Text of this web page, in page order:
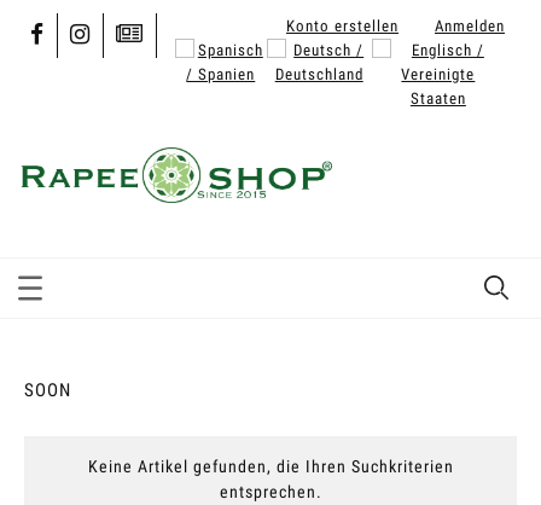
Konto erstellen Anmelden
SOON
Keine Artikel gefunden, die Ihren Suchkriterien
entsprechen.